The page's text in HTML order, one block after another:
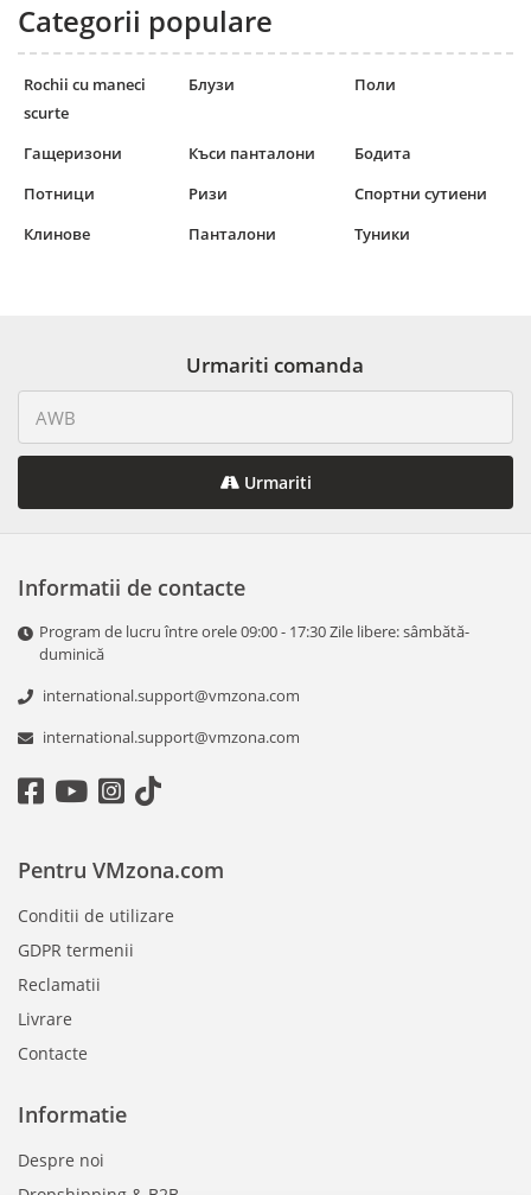
Categorii populare
Rochii cu maneci
scurte
Блузи Поли
Гащеризони Къси панталони
Бодита
Потници
Ризи
Спортни сутиени
Клинове
Панталони Туники
Urmariti comanda
Urmariti
Informatii de contacte
Program de lucru între orele 09:00 - 17:30 Zile libere: sâmbătă-
duminică
international.support@vmzona.com
international.support@vmzona.com
Informatie
Despre noi
Pentru VMzona.com
Conditii de utilizare
GDPR termenii
Reclamatii
Livrare
Contacte